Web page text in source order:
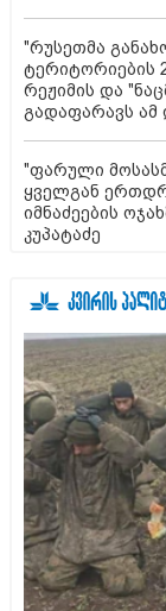
"რუსეთმა
ტერიტორიების
რეჟიმის და
გადაფარავს ამ
"ფარული
ყველგან
იმნაძეების
კუპატაძე